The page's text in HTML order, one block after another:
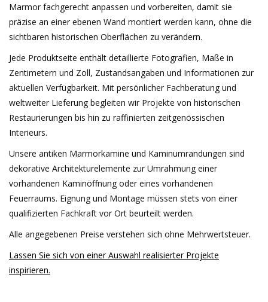
Marmor fachgerecht anpassen und vorbereiten, damit sie
präzise an einer ebenen Wand montiert werden kann, ohne die
sichtbaren historischen Oberflächen zu verändern.
Jede Produktseite enthält detaillierte Fotografien, Maße in
Zentimetern und Zoll, Zustandsangaben und Informationen zur
aktuellen Verfügbarkeit. Mit persönlicher Fachberatung und
weltweiter Lieferung begleiten wir Projekte von historischen
Restaurierungen bis hin zu raffinierten zeitgenössischen
Interieurs.
Unsere antiken Marmorkamine und Kaminumrandungen sind
dekorative Architekturelemente zur Umrahmung einer
vorhandenen Kaminöffnung oder eines vorhandenen
Feuerraums. Eignung und Montage müssen stets von einer
qualifizierten Fachkraft vor Ort beurteilt werden.
Alle angegebenen Preise verstehen sich ohne Mehrwertsteuer.
Lassen Sie sich von einer Auswahl realisierter Projekte
inspirieren.